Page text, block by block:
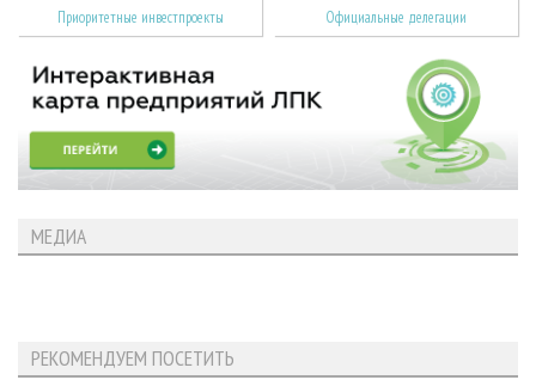
Приоритетные инвестпроекты Официальные делегации
МЕДИА
РЕКОМЕНДУЕМ ПОСЕТИТЬ